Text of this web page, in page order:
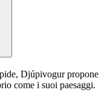
Djúpivogur propone
come i suoi paesaggi.